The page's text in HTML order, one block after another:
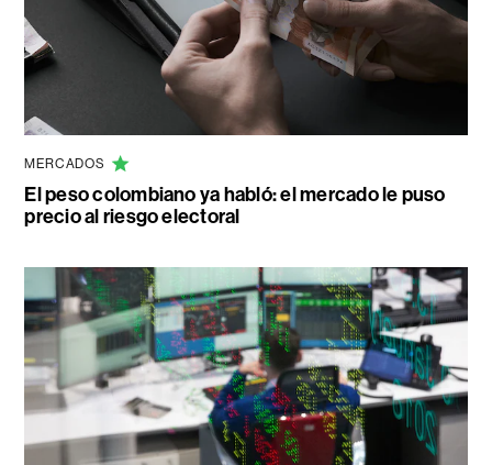
MERCADOS
El peso colombiano ya habló: el mercado le puso
precio al riesgo electoral